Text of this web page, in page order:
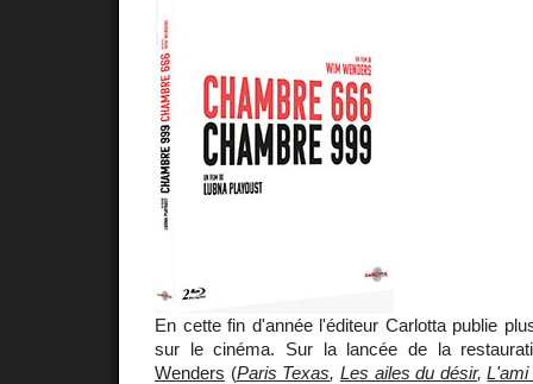
En cette fin d'année l'éditeur Carlotta publie
sur le cinéma. Sur la lancée de la
Wenders (Paris Texas, Les ailes du désir,L'ami